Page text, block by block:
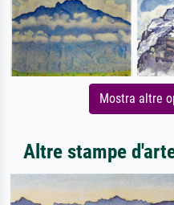
Mostra altre
Altre stampe